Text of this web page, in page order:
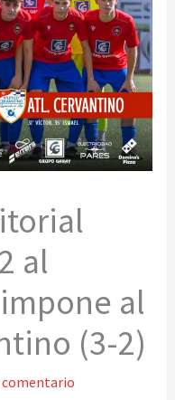
al
al
(3-2)
comentario